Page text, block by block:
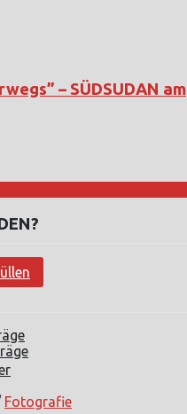
– SÜDSUDAN am
Fotografie